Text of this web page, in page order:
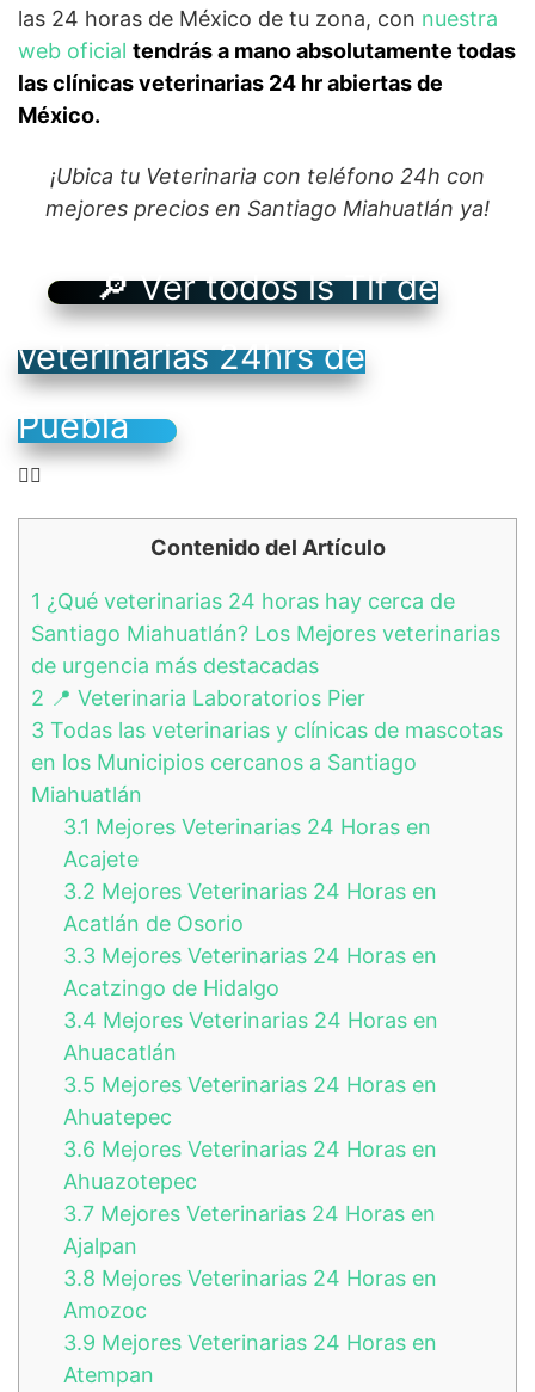
las 24 horas de México de tu zona, con nuestra
web oficial tendrás a mano absolutamente todas
las clínicas veterinarias 24 hr abiertas de
México.
¡Ubica tu Veterinaria con teléfono 24h con
mejores precios en Santiago Miahuatlán ya!
🔎 Ver todos ls Tlf de
veterinarias 24hrs de
Puebla
👉🏻
Contenido del Artículo
1 ¿Qué veterinarias 24 horas hay cerca de
Santiago Miahuatlán? Los Mejores veterinarias
de urgencia más destacadas
2 📍 Veterinaria Laboratorios Pier
3 Todas las veterinarias y clínicas de mascotas
en los Municipios cercanos a Santiago
Miahuatlán
3.1 Mejores Veterinarias 24 Horas en
Acajete
3.2 Mejores Veterinarias 24 Horas en
Acatlán de Osorio
3.3 Mejores Veterinarias 24 Horas en
Acatzingo de Hidalgo
3.4 Mejores Veterinarias 24 Horas en
Ahuacatlán
3.5 Mejores Veterinarias 24 Horas en
Ahuatepec
3.6 Mejores Veterinarias 24 Horas en
Ahuazotepec
3.7 Mejores Veterinarias 24 Horas en
Ajalpan
3.8 Mejores Veterinarias 24 Horas en
Amozoc
3.9 Mejores Veterinarias 24 Horas en
Atempan